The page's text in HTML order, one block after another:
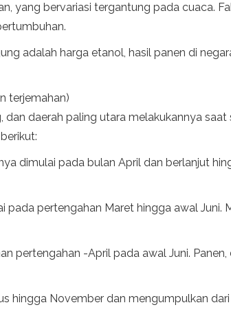
yang bervariasi tergantung pada cuaca.
adalah harga etanol, hasil panen di
terjemahan)
daerah paling utara melakukannya
dimulai pada bulan April dan berlanjut
pada pertengahan Maret hingga awal Juni.
pertengahan -April pada awal Juni.
hingga November dan mengumpulkan dari